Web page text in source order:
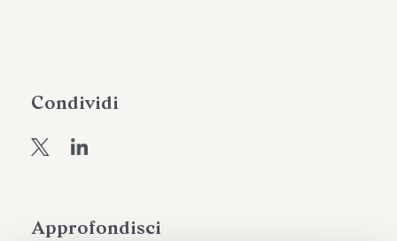
Approfondisci
Condividi